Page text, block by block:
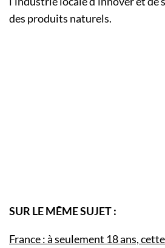
des produits naturels.
SUR LE MÊME SUJET :
France : à seulement 18 ans,